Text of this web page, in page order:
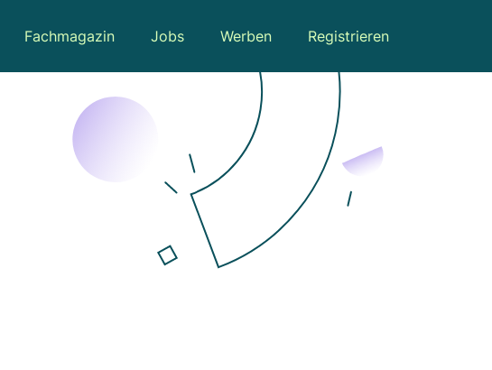
Fachmagazin Jobs Werben Registrieren